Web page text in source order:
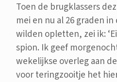
Toen de brugklassers
mei en nu al 26 graden
wilden opletten, zei ik:
spion. Ik geef
wekelijkse overleg aan
voor teringzooitje het hier